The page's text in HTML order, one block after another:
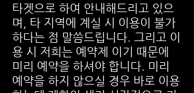
타겟으로 하여 안내해드리고 있으
며, 타 지역에 계실 시 이용이 불가
하다는 점 말씀드립니다. 그리고 이
용 시 저희는 예약제 이기 때문에
미리 예약을 하셔야 합니다. 미리
예약을 하지 않으실 경우 바로 이용